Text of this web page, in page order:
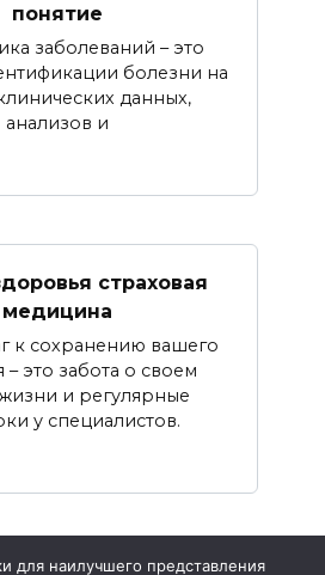
понятие
заболеваний – это
болезни на
данных,
анализов и
страховая
медицина
к сохранению вашего
– это забота о своем
и регулярные
у специалистов.
для наилучшего представления